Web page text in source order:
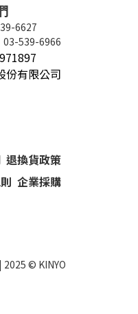
6627
03-539-6966
份有限公司
退換貨政策
企業採購
| 2025 © KINYO